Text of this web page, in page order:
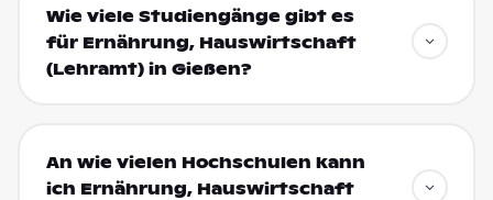
Wie viele Studiengänge gibt es
für Ernährung, Hauswirtschaft
(Lehramt) in Gießen?
An wie vielen Hochschulen kann
ich Ernährung, Hauswirtschaft